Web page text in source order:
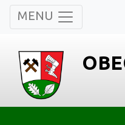
MENU